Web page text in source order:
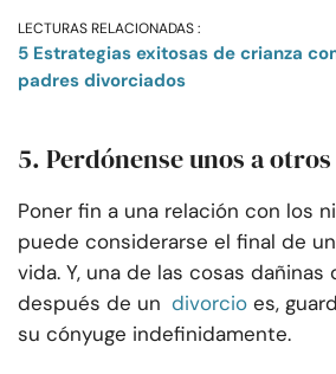
LECTURAS RELACIONADAS :
5 Estrategias exitosas de crianza
padres divorciados
5. Perdónense unos a otros
Poner fin a una relación con los
puede considerarse el final de
vida. Y, una de las cosas
después de un divorcio es,
su cónyuge indefinidamente.